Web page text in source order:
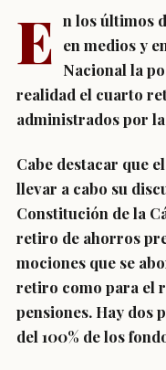
E n los últimos
en medios y
Nacional la
realidad el cuarto
administrados por
Cabe destacar que
llevar a cabo su
Constitución de la
retiro de ahorros
mociones que se
retiro como para el
pensiones. Hay dos
del 100% de los